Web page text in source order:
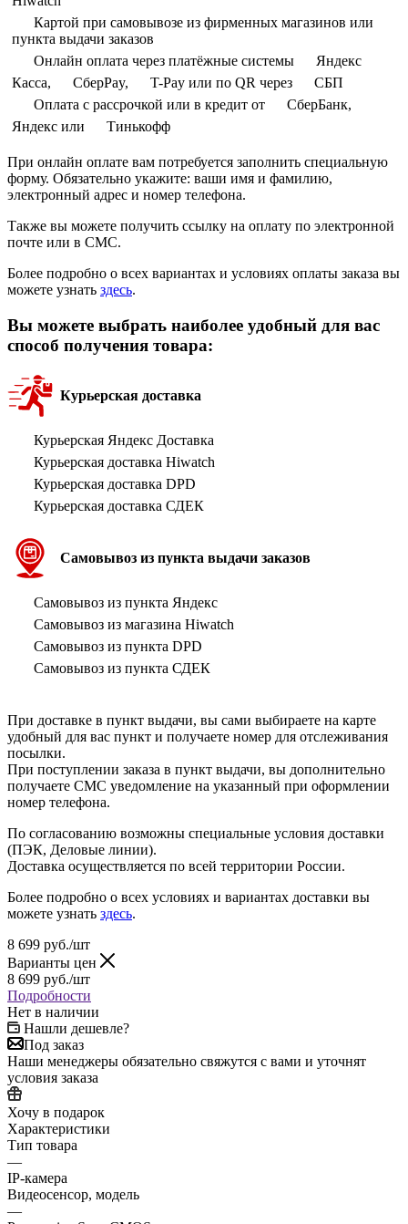
Картой при самовывозе из фирменных магазинов или
пункта выдачи заказов
Онлайн оплата через платёжные системы
Яндекс
Касса,
СберPay, T-Pay или по QR через
СБП
Оплата с рассрочкой или в кредит от
СберБанк,
Яндекс или
Тинькофф
При онлайн оплате вам потребуется заполнить специальную
форму. Обязательно укажите: ваши имя и фамилию,
электронный адрес и номер телефона.
Также вы можете получить ссылку на оплату по электронной
почте или в СМС.
Более подробно о всех вариантах и условиях оплаты заказа вы
можете узнать здесь.
Вы можете выбрать наиболее удобный для вас
способ получения товара:
Курьерская доставка
Курьерская Яндекс Доставка
Курьерская доставка Hiwatch
Курьерская доставка DPD
Курьерская доставка СДЕК
Самовывоз из пункта выдачи заказов
Самовывоз из пункта Яндекс
Самовывоз из магазина Hiwatch
Самовывоз из пункта DPD
Самовывоз из пункта СДЕК
При доставке в пункт выдачи, вы сами выбираете на карте
удобный для вас пункт и получаете номер для отслеживания
посылки.
При поступлении заказа в пункт выдачи, вы дополнительно
получаете СМС уведомление на указанный при оформлении
номер телефона.
По согласованию возможны специальные условия доставки
(ПЭК, Деловые линии).
Доставка осуществляется по всей территории России.
Более подробно о всех условиях и вариантах доставки вы
можете узнать здесь.
8 699 руб./шт
Варианты цен
8 699 руб./шт
Подробности
Нет в наличии
Нашли дешевле?
Под заказ
Наши менеджеры обязательно свяжутся с вами и уточнят
условия заказа
Хочу в подарок
Характеристики
Тип товара
—
IP-камера
Видеосенсор, модель
—